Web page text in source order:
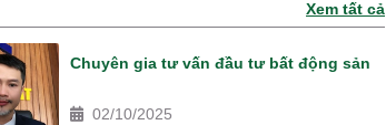
Xem tất cả
Chuyên gia tư vấn đầu tư bất động sản
02/10/2025